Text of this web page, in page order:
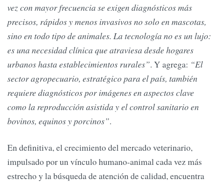
vez con mayor frecuencia se exigen diagnósticos más
precisos, rápidos y menos invasivos no solo en mascotas,
sino en todo tipo de animales. La tecnología no es un lujo:
es una necesidad clínica que atraviesa desde hogares
urbanos hasta establecimientos rurales”. Y agrega: “El
sector agropecuario, estratégico para el país, también
requiere diagnósticos por imágenes en aspectos clave
como la reproducción asistida y el control sanitario en
bovinos, equinos y porcinos”.
En definitiva, el crecimiento del mercado veterinario,
impulsado por un vínculo humano-animal cada vez más
estrecho y la búsqueda de atención de calidad, encuentra